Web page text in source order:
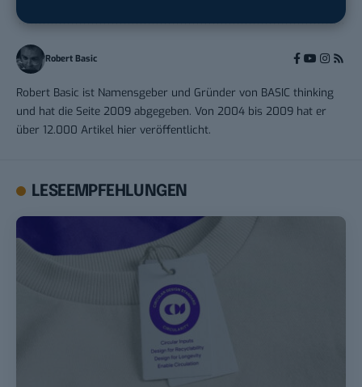
Robert Basic
Robert Basic ist Namensgeber und Gründer von BASIC thinking
und hat die Seite 2009 abgegeben. Von 2004 bis 2009 hat er
über 12.000 Artikel hier veröffentlicht.
LESEEMPFEHLUNGEN